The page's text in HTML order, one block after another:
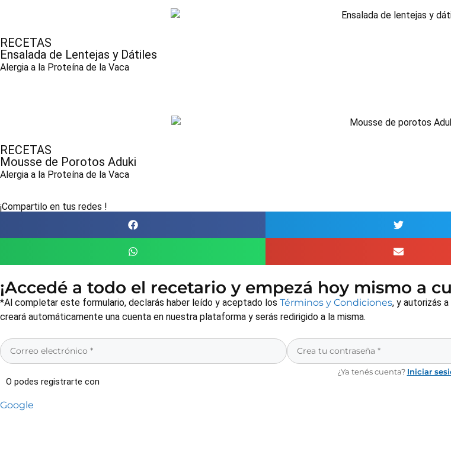
RECETAS
Ensalada de Lentejas y Dátiles
Alergia a la Proteína de la Vaca
RECETAS
Mousse de Porotos Aduki
Alergia a la Proteína de la Vaca
¡Compartilo en tus redes !
¡Accedé a todo el recetario y empezá hoy mismo a
*Al completar este formulario, declarás haber leído y aceptado los Términos y Condiciones, y autorizás
creará automáticamente una cuenta en nuestra plataforma y serás redirigido a la misma.
¿Ya tenés cuenta? Iniciar
O podes registrarte con
Google